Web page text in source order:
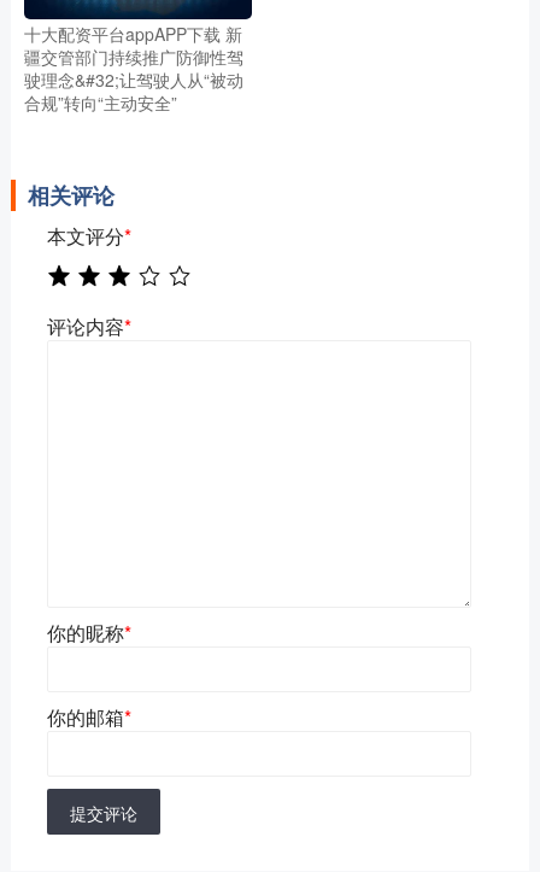
十大配资平台appAPP下载 新
疆交管部门持续推广防御性驾
驶理念&#32;让驾驶人从“被动
合规”转向“主动安全”
相关评论
本文评分*
评论内容*
你的昵称*
你的邮箱*
提交评论